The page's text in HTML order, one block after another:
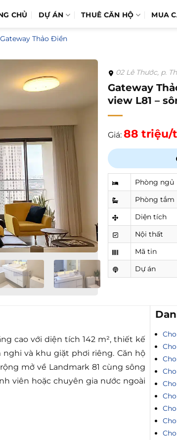
CHỦ DỰ ÁN THUÊ CĂN HỘ MUA
Thảo Điền
02 Lê Thước, p.
Gateway
view L81 –
Giá: 88 triệu/
Phòng ngủ
Phòng tắm
Diện tích
Nội thất
Mã tin
Dự án
cao với diện tích 142 m², thiết kế
và khu giặt phơi riêng. Căn hộ
mở về Landmark 81 cùng sông
viên hoặc chuyên gia nước ngoài